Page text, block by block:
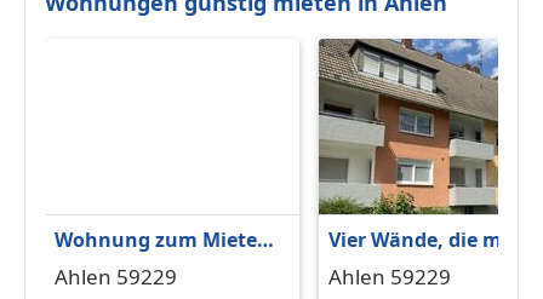
Wohnung zum Mieten
in Ahlen 469 € 50.15 m²
Ahlen 59229
Vier Wände, die mehr
können als nur gut
Ahlen 59229